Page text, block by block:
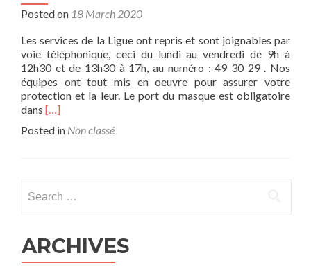
Posted on 18 March 2020
Les services de la Ligue ont repris et sont joignables par
voie téléphonique, ceci du lundi au vendredi de 9h à
12h30 et de 13h30 à 17h, au numéro : 49 30 29 . Nos
équipes ont tout mis en oeuvre pour assurer votre
protection et la leur. Le port du masque est obligatoire
dans Read
about
mesures
prises
de
la
[…]
Posted in Non classé
for:
ARCHIVES